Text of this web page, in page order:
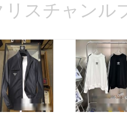
リスチャンル